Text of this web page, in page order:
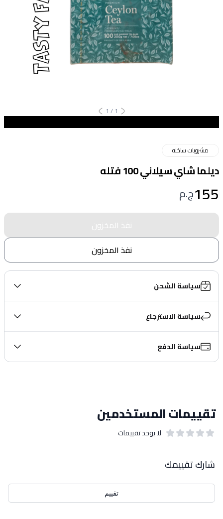
1
/
1
مشروبات ساخنه
ديلما شاي سيلاني 100 فتله
155ج.م
نفذ المخزون
نفذ المخزون
سياسة الشحن
سياسة الاسترجاع
سياسة الدفع
تقييمات المستخدمين
لا يوجد تقييمات
شارك تقييمك
تقييم